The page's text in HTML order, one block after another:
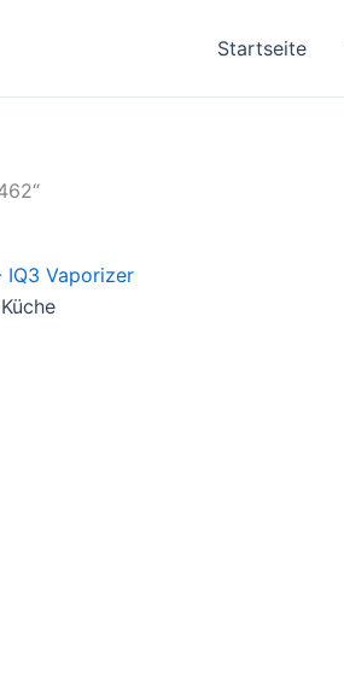
Startseite